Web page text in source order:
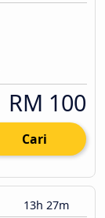
RM 100
Cari
13h 27m